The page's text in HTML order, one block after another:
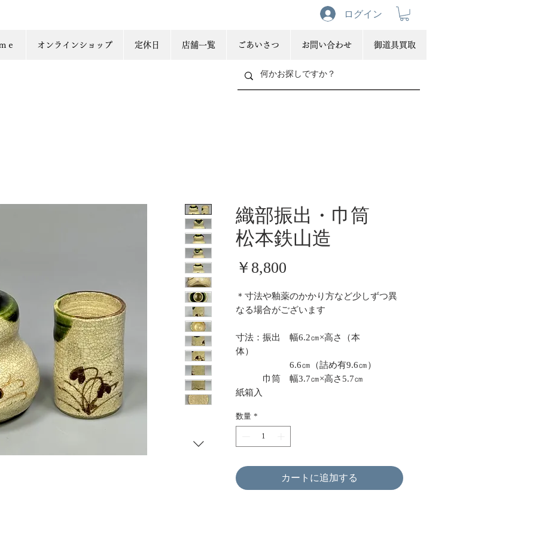
ログイン
ｅ オンラインショップ 定休日 店舗一覧 ごあいさつ お問い合わせ 御道具買取
織部振出・巾筒
松本鉄山造
￥8,800
＊寸法や釉薬のかかり方など少しずつ異
なる場合がございます
寸法：振出 幅6.2㎝×高さ（本
体）
6.6㎝（詰め有9.6㎝）
巾筒 幅3.7㎝×高さ5.7㎝
紙箱入
数量 *
カートに追加する